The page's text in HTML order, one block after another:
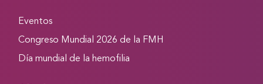
Eventos
Congreso Mundial 2026 de la FMH
Día mundial de la hemofilia